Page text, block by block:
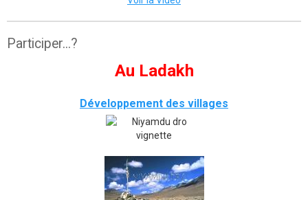
Participer...?
Au Ladakh
Développement des villages